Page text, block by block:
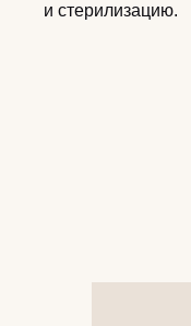
и стерилизацию.